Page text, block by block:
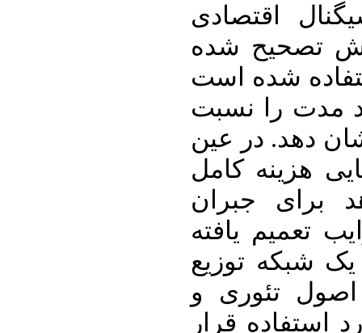
اقتصادی
تصحیح شده
شده است
مدت را نسبت
دهد. در عین
هزینه کامل
برای جبران
تعمیم یافته
شبکه توزیع
تئوری و
استفاده قرار